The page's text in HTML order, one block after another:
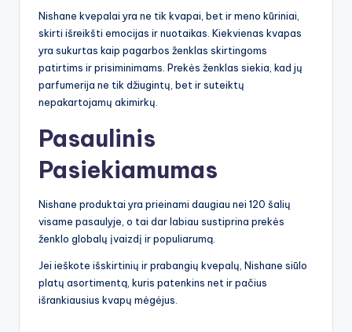
Nishane kvepalai yra ne tik kvapai, bet ir meno kūriniai,
skirti išreikšti emocijas ir nuotaikas. Kiekvienas kvapas
yra sukurtas kaip pagarbos ženklas skirtingoms
patirtims ir prisiminimams. Prekės ženklas siekia, kad jų
parfumerija ne tik džiugintų, bet ir suteiktų
nepakartojamų akimirkų.
Pasaulinis
Pasiekiamumas
Nishane produktai yra prieinami daugiau nei 120 šalių
visame pasaulyje, o tai dar labiau sustiprina prekės
ženklo globalų įvaizdį ir populiarumą.
Jei ieškote išskirtinių ir prabangių kvepalų, Nishane siūlo
platų asortimentą, kuris patenkins net ir pačius
išrankiausius kvapų mėgėjus.